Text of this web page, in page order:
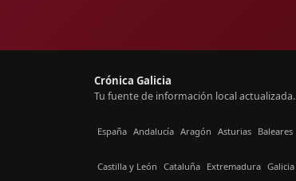
Crónica Galicia
Tu fuente de información local actualizada.
España Andalucía Aragón Asturias Baleares
Castilla y León Cataluña Extremadura Galicia